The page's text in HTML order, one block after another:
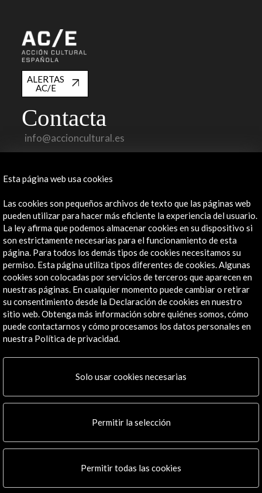
ALERTAS
AC/E
Contacta
info@accioncultural.es
José Abascal, 4 - 4º
Canales de contacto
Explora
Institucional
Actividades
Programa PICE
Residencias
Noticias
Multimedia
Boletín digital
Logo y crédito a AC/E
Conecta
X (Twitter)
Esta página web usa cookies
Las cookies son pequeños archivos de texto que las páginas web
pueden utilizar para hacer más eficiente la experiencia del usuario.
La ley afirma que podemos almacenar cookies en su dispositivo si
son estrictamente necesarias para el funcionamiento de esta
página. Para todos los demás tipos de cookies necesitamos su
permiso. Esta página utiliza tipos diferentes de cookies. Algunas
cookies son colocadas por servicios de terceros que aparecen en
nuestras páginas. En cualquier momento puede cambiar o retirar
su consentimiento desde la Declaración de cookies en nuestro
sitio web. Obtenga más información sobre quiénes somos, cómo
puede contactarnos y cómo procesamos los datos personales en
nuestra Política de privacidad.
Solo usar cookies necesarias
Permitir la selección
Permitir todas las cookies